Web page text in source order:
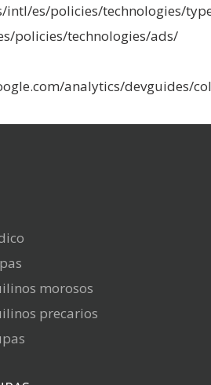
intl/es/policies/technologies/
policies/technologies/ads/
analytics/devguides/
morosos
precarios